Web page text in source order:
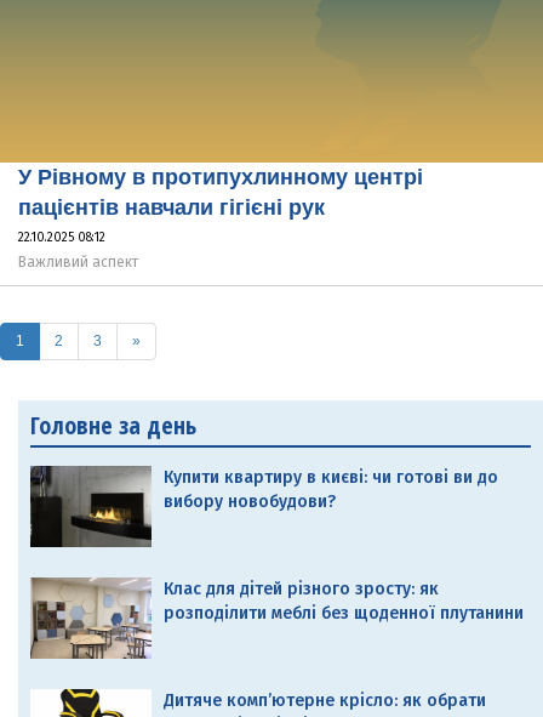
У Рівному в протипухлинному центрі
пацієнтів навчали гігієні рук
22.10.2025 08:12
Важливий аспект
1 (current)
2 3 »
Головне за день
Купити квартиру в києві: чи готові ви до
вибору новобудови?
Клас для дітей різного зросту: як
розподілити меблі без щоденної плутанини
Дитяче комп’ютерне крісло: як обрати